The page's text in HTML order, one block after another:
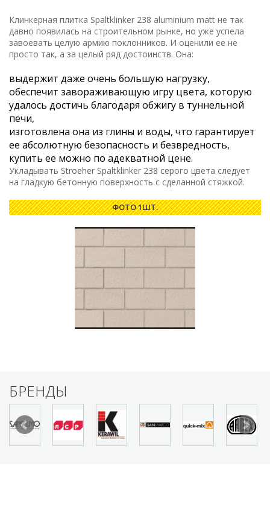
Клинкерная плитка Spaltklinker 238 aluminium matt не так
давно появилась на строительном рынке, но уже успела
завоевать целую армию поклонников. И оценили ее не
просто так, а за целый ряд достоинств. Она:
выдержит даже очень большую нагрузку,
обеспечит завораживающую игру цвета, которую
удалось достичь благодаря обжигу в туннельной
печи,
изготовлена она из глины и воды, что гарантирует
ее абсолютную безопасность и безвредность,
купить ее можно по адекватной цене.
Укладывать Stroeher Spaltklinker 238 серого цвета следует
на гладкую бетонную поверхность с сделанной стяжкой.
ФОТО 1ШТ.
БРЕНДЫ